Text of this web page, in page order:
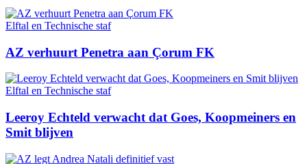
Elftal en Technische staf
AZ verhuurt Penetra aan Çorum FK
Elftal en Technische staf
Leeroy Echteld verwacht dat Goes, Koopmeiners en
Smit blijven